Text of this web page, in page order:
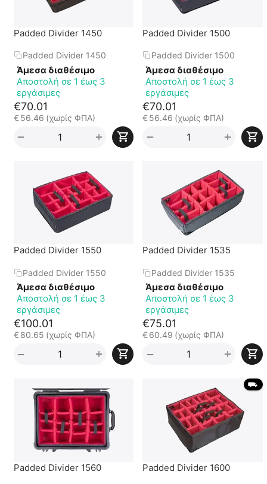
Padded Divider 1450
Padded Divider 1450
Άμεσα διαθέσιμο
Αποστολή σε 1 έως 3
εργάσιμες
€70.01
€ 56.46 (χωρίς ΦΠΑ)
+
−
Padded Divider 1500
Padded Divider 1500
Άμεσα διαθέσιμο
Αποστολή σε 1 έως 3
εργάσιμες
€70.01
€56.46 (χωρίς ΦΠΑ)
+
−
Padded Divider 1550
Padded Divider 1550
Άμεσα διαθέσιμο
Αποστολή σε 1 έως 3
εργάσιμες
€100.01
€ 80.65 (χωρίς ΦΠΑ)
+
−
Padded Divider 1535
Padded Divider 1535
Άμεσα διαθέσιμο
Αποστολή σε 1 έως 3
εργάσιμες
€75.01
€60.49 (χωρίς ΦΠΑ)
+
−
Padded Divider 1560
⛟
Padded Divider 1600